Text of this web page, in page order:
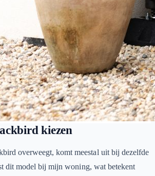
kiezen
overweegt, komt meestal uit bij dezelfde
dit model bij mijn woning, wat betekent